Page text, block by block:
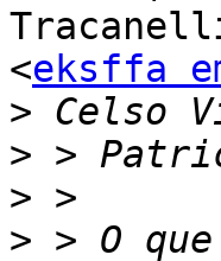
<eksffa
>
>
>
> > O